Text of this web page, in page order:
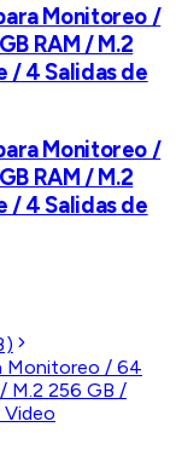
Monitoreo /
RAM / M.2
/ 4 Salidas de
Monitoreo /
RAM / M.2
/ 4 Salidas de